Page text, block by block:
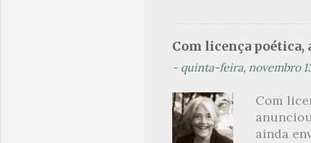
maçã
trazes
Com licença poética,
- quinta-feira, novembro
Com
ainda